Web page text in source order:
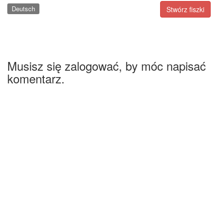
Stwórz fiszki
Deutsch
Musisz się zalogować, by móc napisać
komentarz.